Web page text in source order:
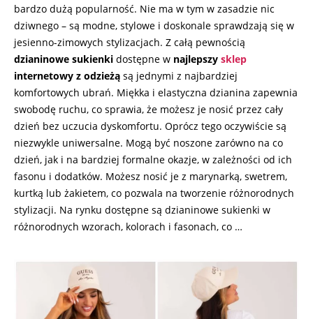
bardzo dużą popularność. Nie ma w tym w zasadzie nic
dziwnego – są modne, stylowe i doskonale sprawdzają się w
jesienno-zimowych stylizacjach. Z całą pewnością
dzianinowe sukienki dostępne w najlepszy sklep
internetowy z odzieżą są jednymi z najbardziej
komfortowych ubrań. Miękka i elastyczna dzianina zapewnia
swobodę ruchu, co sprawia, że możesz je nosić przez cały
dzień bez uczucia dyskomfortu. Oprócz tego oczywiście są
niezwykle uniwersalne. Mogą być noszone zarówno na co
dzień, jak i na bardziej formalne okazje, w zależności od ich
fasonu i dodatków. Możesz nosić je z marynarką, swetrem,
kurtką lub żakietem, co pozwala na tworzenie różnorodnych
stylizacji. Na rynku dostępne są dzianinowe sukienki w
różnorodnych wzorach, kolorach i fasonach, co …